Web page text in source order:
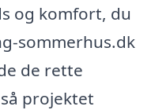
og komfort, du
sommerhus.dk
de rette
projektet